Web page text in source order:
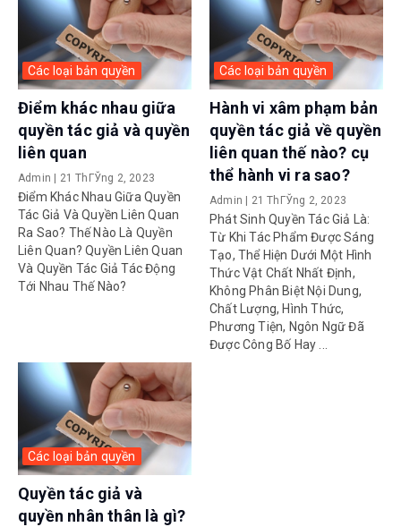
Các loại bản quyền
Điểm khác nhau giữa
quyền tác giả và quyền
liên quan
Admin | 21 ThГЎng 2, 2023
Điểm Khác Nhau Giữa Quyền
Tác Giả Và Quyền Liên Quan
Ra Sao? Thế Nào Là Quyền
Liên Quan? Quyền Liên Quan
Và Quyền Tác Giả Tác Động
Tới Nhau Thế Nào?
Các loại bản quyền
Hành vi xâm phạm bản
quyền tác giả về quyền
liên quan thế nào? cụ
thể hành vi ra sao?
Admin | 21 ThГЎng 2, 2023
Phát Sinh Quyền Tác Giả Là:
Từ Khi Tác Phẩm Được Sáng
Tạo, Thể Hiện Dưới Một Hình
Thức Vật Chất Nhất Định,
Không Phân Biệt Nội Dung,
Chất Lượng, Hình Thức,
Phương Tiện, Ngôn Ngữ Đã
Được Công Bố Hay ...
Các loại bản quyền
Quyền tác giả và
quyền nhân thân là gì?